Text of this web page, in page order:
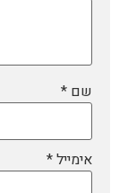
שם *
אימייל*